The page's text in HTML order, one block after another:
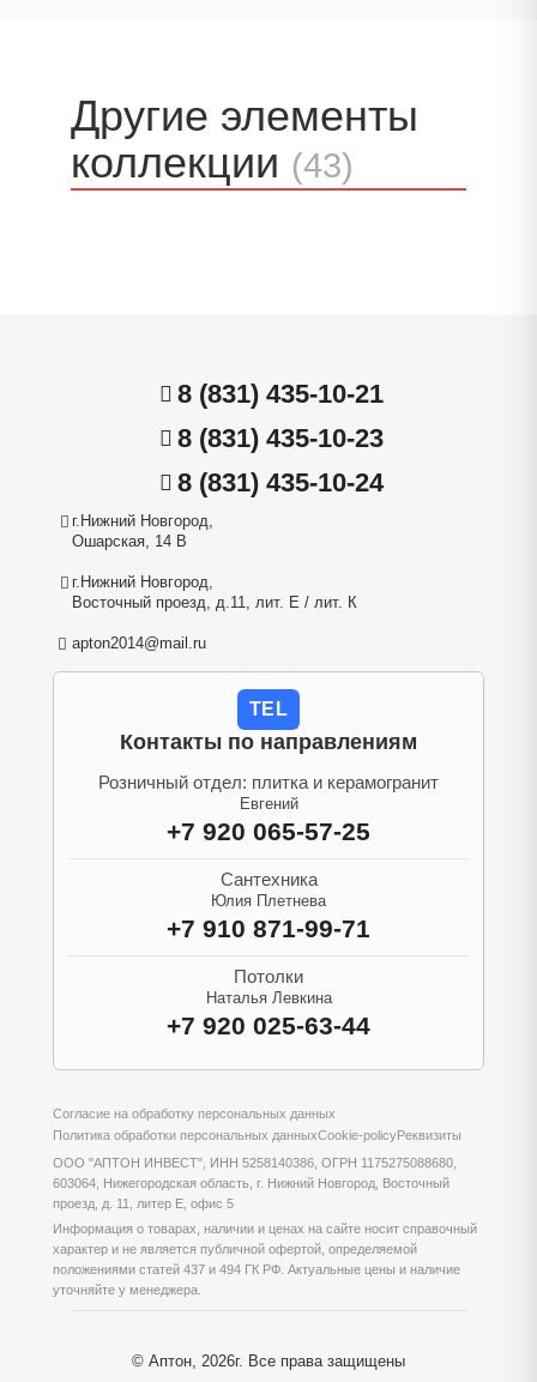
Другие элементы
коллекции (43)
8 (831) 435-10-21
8 (831) 435-10-23
8 (831) 435-10-24
г.Нижний Новгород,
Ошарская, 14 В
г.Нижний Новгород,
Восточный проезд, д.11, лит. Е / лит. К
apton2014@mail.ru
TEL
Контакты по направлениям
Розничный отдел: плитка и керамогранит
Евгений
+7 920 065-57-25
Сантехника
Юлия Плетнева
+7 910 871-99-71
Потолки
Наталья Левкина
+7 920 025-63-44
Согласие на обработку персональных данных
Политика обработки персональных данныхCookie-policyРеквизиты
ООО "АПТОН ИНВЕСТ", ИНН 5258140386, ОГРН 1175275088680,
603064, Нижегородская область, г. Нижний Новгород, Восточный
проезд, д. 11, литер Е, офис 5
Информация о товарах, наличии и ценах на сайте носит справочный
характер и не является публичной офертой, определяемой
положениями статей 437 и 494 ГК РФ. Актуальные цены и наличие
уточняйте у менеджера.
© Аптон, 2026г. Все права защищены